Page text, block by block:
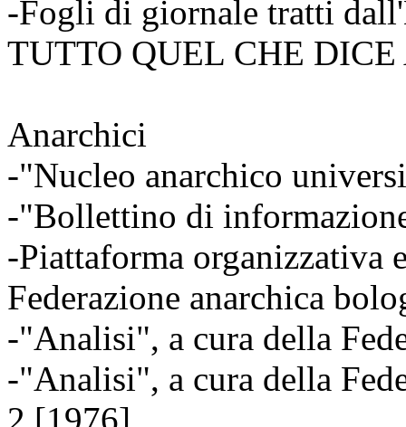
-Fogli di giornale tratti
TUTTO QUEL CHE
Anarchici
-"Nucleo anarchico
-"Bollettino di
-Piattaforma organizzativa
Federazione anarchica
-"Analisi", a cura della
-"Analisi", a cura della